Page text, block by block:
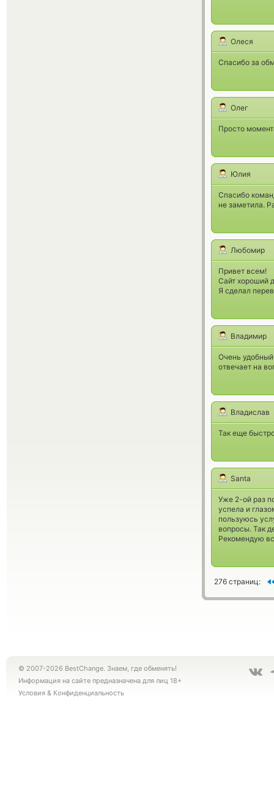
Олеся
Спасибо за
Олег
Просто
Юлия
Спасибо
не заметила.
Любомир
Привет всем!
Сайт хороший
Я сделал
Владимир
Очень удобный
отвечает на
Владислав
Так еще
Santa
Уже 2-ой раз
успела и
пользуюсь
вопросы. Так
Рекомендую
276 страниц:
© 2007-2026 BestChange. Знаем, где обменять!
Информация на сайте предназначена для лиц 18+
Условия & Конфиденциальность